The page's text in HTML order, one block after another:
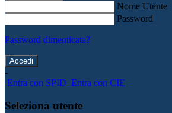
Nome Utente
Password
Password dimenticata?
-
Entra con SPID Entra con CIE
Seleziona utente